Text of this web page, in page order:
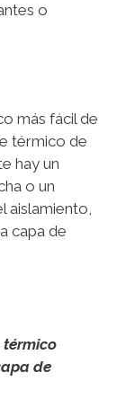
o
más fácil de
térmico de
hay un
o un
aislamiento,
capa de
de